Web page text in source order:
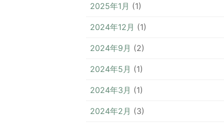
2025年1月 (1)
2024年12月 (1)
2024年9月 (2)
2024年5月 (1)
2024年3月 (1)
2024年2月 (3)